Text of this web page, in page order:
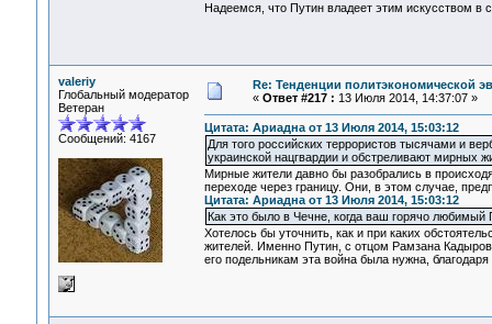
Надеемся, что Путин владеет этим искусством в
valeriy
Глобальный модератор
Ветеран
Сообщений: 4167
Re: Тенденции политэкономической
« Ответ #217 : 13 Июля 2014, 14:37:07 »
Цитата: Ариадна от 13 Июля 2014, 15:03:12
Для того российских террористов тысячами и
украинской нацгвардии и обстреливают мирных
Мирные жители давно бы разобрались в
переходе через границу. Они, в этом случае,
Цитата: Ариадна от 13 Июля 2014, 15:03:12
Как это было в Чечне, когда ваш горячо
Хотелось бы уточнить, как и при каких
жителей. Именно Путин, с отцом Рамзана
его подельникам эта война была нужна,